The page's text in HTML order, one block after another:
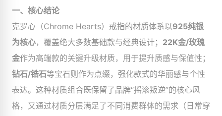
一、核心结论
克罗心（Chrome Hearts）戒指的材质体系以925纯银
为核心，覆盖绝大多数基础款与经典设计； 22K金/玫瑰
金作为高端款的关键升级材质，用于提升质感与保值性；
钻石/锆石等宝石则作为点缀，强化款式的华丽感与个性
表达。这种材质组合既保留了品牌“摇滚叛逆”的核心风
格，又通过材质分层满足了不同消费群体的需求（日常穿